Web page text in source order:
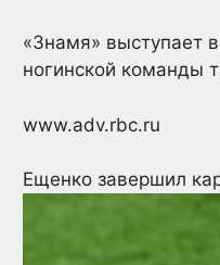
«Знамя» выступает
ногинской команды
www.adv.rbc.ru
Ещенко завершил